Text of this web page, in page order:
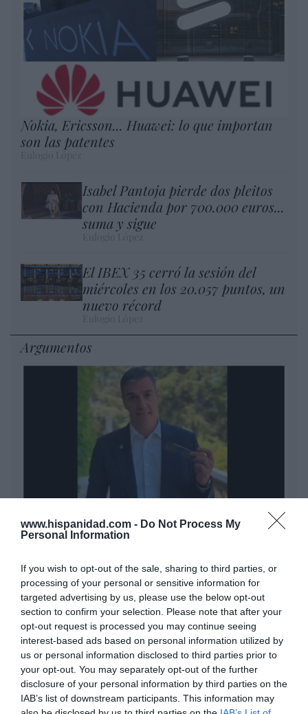
www.hispanidad.com - Do Not Process My
Personal Information
If you wish to opt-out of the sale, sharing to third parties, or
processing of your personal or sensitive information for
targeted advertising by us, please use the below opt-out
section to confirm your selection. Please note that after your
opt-out request is processed you may continue seeing
interest-based ads based on personal information utilized by
us or personal information disclosed to third parties prior to
your opt-out. You may separately opt-out of the further
disclosure of your personal information by third parties on the
IAB’s list of downstream participants. This information may
Nokia, Ericsson... Huawei: lo que importan
son las patentes
Isabel Pantoja pierde dos pleitos
con Hacienda por 700.000 euros...
suma y sigue
El IBEX 35 cerró la sesión del
miércoles en los 20.057 puntos, un
nuevo récord
Argumentos
Eclipse Sánchez: "No te olvides de las gafas
que mirar al cielo"
Hispanidad
Vox pide devolver a los hijos con
sus padres... y es fascista...el PNV
opina lo mismo... y es progresista
Redacción
“Sánchez es un sinvergüenza que